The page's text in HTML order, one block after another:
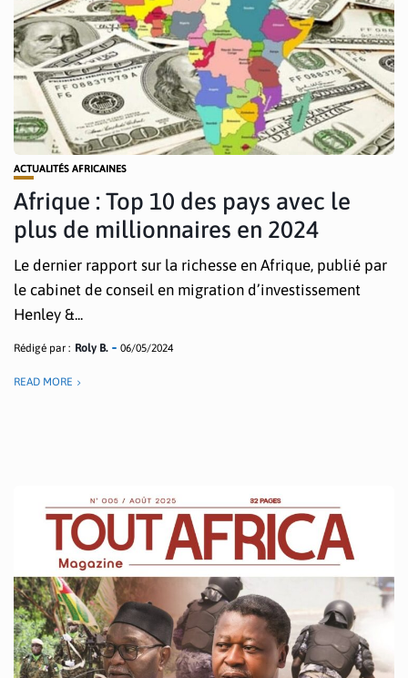
ACTUALITÉS AFRICAINES
Afrique : Top 10 des pays avec le
plus de millionnaires en 2024
Le dernier rapport sur la richesse en Afrique, publié par
le cabinet de conseil en migration d’investissement
Henley &...
Rédigé par : Roly B. 06/05/2024
READ MORE